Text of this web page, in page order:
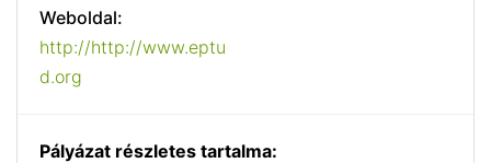
Weboldal:
http://http://www.eptu
d.org
Pályázat részletes tartalma: